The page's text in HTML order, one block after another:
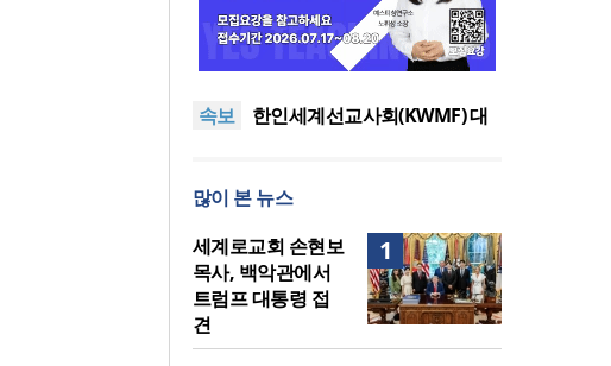
속보
올리벳대학교, 120만 평 리버사
인… 장기 개발 기반 확보
관에서 트럼프 대통령 접견
한인세계선교사회(KWMF) 대
에 해외선교 지원 ‘위기’
올리벳대학교, 120만 평 리버사
이드 대학 캠퍼스 영구 사용 승
인… 장기 개발 기반 확보
세계로교회 손현보 목사, 백악
관에서 트럼프 대통령 접견
많이 본 뉴스
1
세계로교회 손현보
목사, 백악관에서
트럼프 대통령 접
견